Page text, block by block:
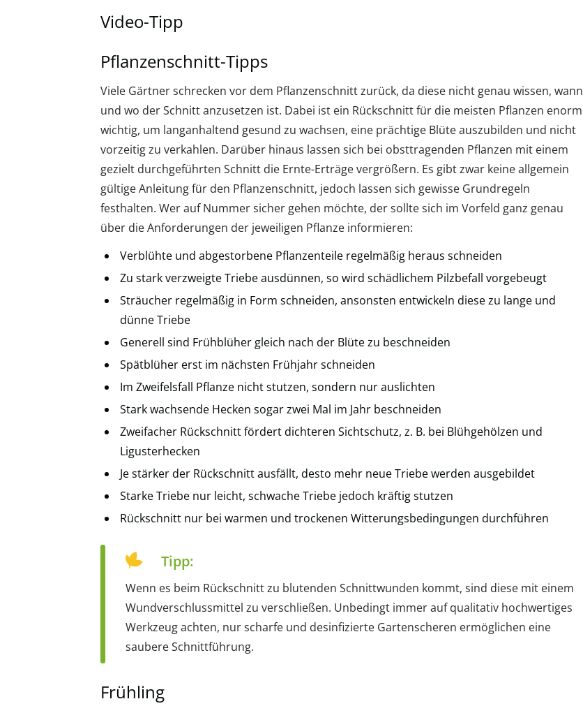
Video-Tipp
Pflanzenschnitt-Tipps
Viele Gärtner schrecken vor dem Pflanzenschnitt zurück, da diese nicht genau wissen, wann
und wo der Schnitt anzusetzen ist. Dabei ist ein Rückschnitt für die meisten Pflanzen enorm
wichtig, um langanhaltend gesund zu wachsen, eine prächtige Blüte auszubilden und nicht
vorzeitig zu verkahlen. Darüber hinaus lassen sich bei obsttragenden Pflanzen mit einem
gezielt durchgeführten Schnitt die Ernte-Erträge vergrößern. Es gibt zwar keine allgemein
gültige Anleitung für den Pflanzenschnitt, jedoch lassen sich gewisse Grundregeln
festhalten. Wer auf Nummer sicher gehen möchte, der sollte sich im Vorfeld ganz genau
über die Anforderungen der jeweiligen Pflanze informieren:
Verblühte und abgestorbene Pflanzenteile regelmäßig heraus schneiden
Zu stark verzweigte Triebe ausdünnen, so wird schädlichem Pilzbefall vorgebeugt
Sträucher regelmäßig in Form schneiden, ansonsten entwickeln diese zu lange und
dünne Triebe
Generell sind Frühblüher gleich nach der Blüte zu beschneiden
Spätblüher erst im nächsten Frühjahr schneiden
Im Zweifelsfall Pflanze nicht stutzen, sondern nur auslichten
Stark wachsende Hecken sogar zwei Mal im Jahr beschneiden
Zweifacher Rückschnitt fördert dichteren Sichtschutz, z. B. bei Blühgehölzen und
Ligusterhecken
Je stärker der Rückschnitt ausfällt, desto mehr neue Triebe werden ausgebildet
Starke Triebe nur leicht, schwache Triebe jedoch kräftig stutzen
Rückschnitt nur bei warmen und trockenen Witterungsbedingungen durchführen
Tipp:
Wenn es beim Rückschnitt zu blutenden Schnittwunden kommt, sind diese mit einem
Wundverschlussmittel zu verschließen. Unbedingt immer auf qualitativ hochwertiges
Werkzeug achten, nur scharfe und desinfizierte Gartenscheren ermöglichen eine
saubere Schnittführung.
Frühling